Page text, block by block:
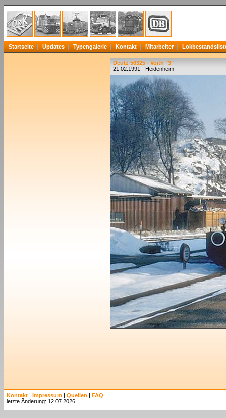
Startseite Updates Typengalerie Kontakt Mitarbeiter
Deutz 56325 - Voith "3"
21.02.1991 - Heidenheim
Kontakt | Impressum | Quellen | FAQ
letzte Änderung: 12.07.2026